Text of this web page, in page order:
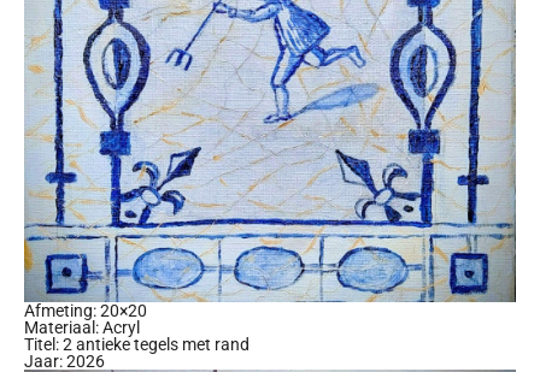
Afmeting: 20×20
Materiaal: Acryl
Titel: 2 antieke tegels met rand
Jaar: 2026